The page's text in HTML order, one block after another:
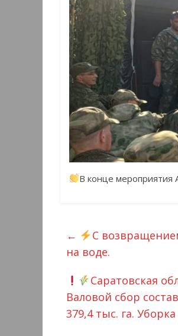
В конце мероприятия
←
С
на воде.
Саратовская
Валовой сбор
379,4 тыс. га.